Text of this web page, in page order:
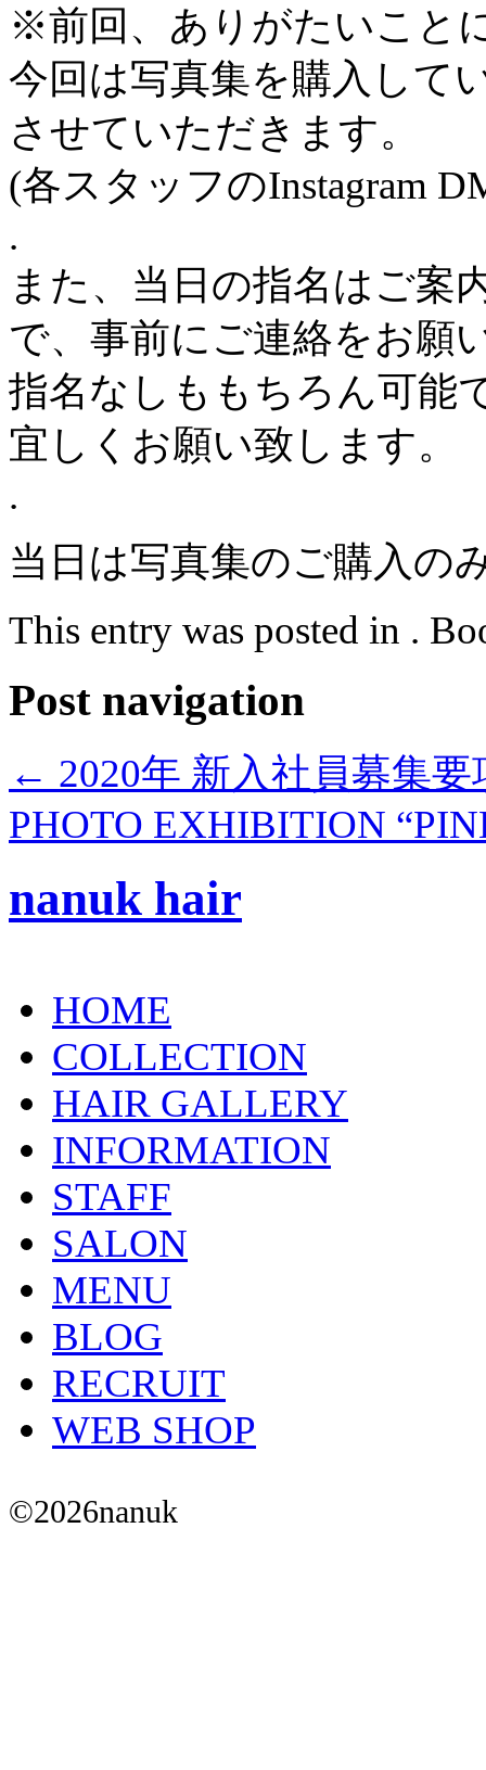
※前回、ありがたいこと
今回は写真集を購入して
させていただきます。
(各スタッフのInstagram
.
また、当日の指名はご案
で、事前にご連絡をお願
指名なしももちろん可能
宜しくお願い致します。
.
当日は写真集のご購入の
This entry was posted in .
Post navigation
← 2020年 新入社員募集要
PHOTO EXHIBITION
nanuk hair
HOME
COLLECTION
HAIR GALLERY
INFORMATION
STAFF
SALON
MENU
BLOG
RECRUIT
WEB SHOP
©2026nanuk